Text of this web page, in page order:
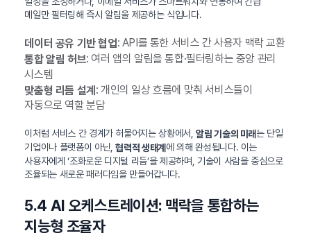
메일만 필터링해 즉시 알림을 제공하는 식입니다.
데이터 공유 기반 협업: API를 통한 서비스 간 사용자 맥락 교환
통합 알림 허브: 여러 앱의 알림을 통합·필터링하는 중앙 관리
시스템
맞춤형 리듬 설계 : 개인의 일상 흐름에 맞춰 서비스들이
자동으로 역할 분담
이처럼 서비스 간 경계가 허물어지는 상황에서,알림 기술의 미래는 단일
기업이나 플랫폼이 아닌,협력적 생태계 에 의해 완성됩니다. 이는
사용자에게 ‘조화로운 디지털 리듬’을 제공하며, 기술이 사람을 중심으로
조율되는 새로운 패러다임을 만들어갑니다.
5.4 AI 오케스트레이션: 맥락을 통합하는
지능형 조율자